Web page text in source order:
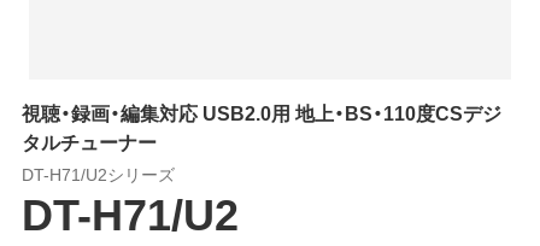
視聴・録画・編集対応 USB2.0用 地上・BS・110度CSデジ
タルチューナー
DT-H71/U2シリーズ
DT-H71/U2